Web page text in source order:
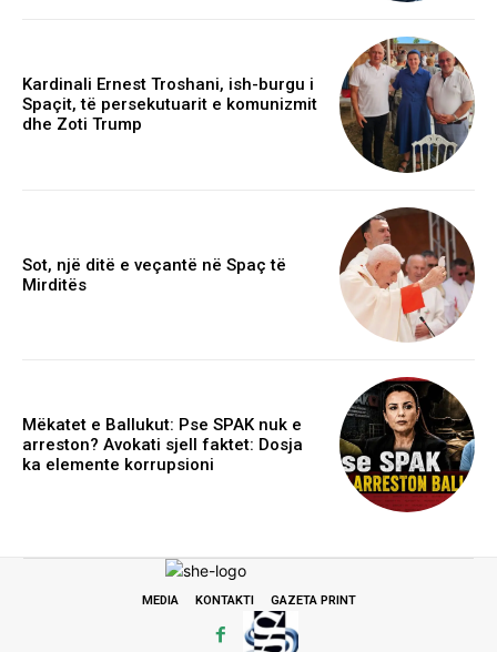
Kardinali Ernest Troshani, ish-burgu i
Spaçit, të persekutuarit e komunizmit
dhe Zoti Trump
Sot, një ditë e veçantë në Spaç të
Mirditës
Mëkatet e Ballukut: Pse SPAK nuk e
arreston? Avokati sjell faktet: Dosja
ka elemente korrupsioni
MEDIA KONTAKTI GAZETA PRINT